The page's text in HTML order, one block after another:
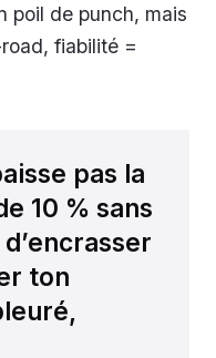
poil de punch, mais
fiabilité =
pas la
10 % sans
ton